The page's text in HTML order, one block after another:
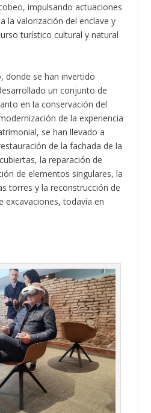
impulsando actuaciones
la valorización del enclave y
turístico cultural y natural
donde se han invertido
un conjunto de
en la conservación del
de la experiencia
se han llevado a
de la fachada de la
la reparación de
de elementos singulares, la
torres y la reconstrucción de
excavaciones, todavía en